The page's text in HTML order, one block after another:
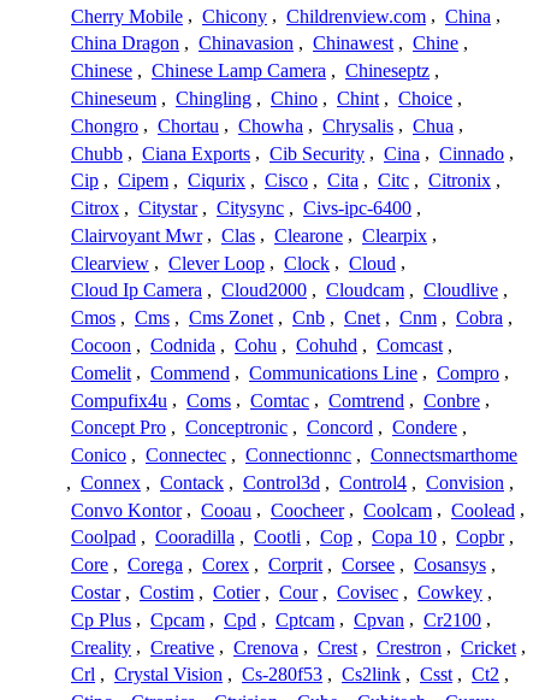
Cherry Mobile , Chicony , Childrenview.com , China ,
China Dragon , Chinavasion , Chinawest , Chine ,
Chinese , Chinese Lamp Camera , Chineseptz ,
Chineseum , Chingling , Chino , Chint , Choice ,
Chongro , Chortau , Chowha , Chrysalis , Chua ,
Chubb , Ciana Exports , Cib Security , Cina , Cinnado ,
Cip , Cipem , Ciqurix , Cisco , Cita , Citc , Citronix ,
Citrox , Citystar , Citysync , Civs-ipc-6400 ,
Clairvoyant Mwr , Clas , Clearone , Clearpix ,
Clearview , Clever Loop , Clock , Cloud ,
Cloud Ip Camera , Cloud2000 , Cloudcam , Cloudlive ,
Cmos , Cms , Cms Zonet , Cnb , Cnet , Cnm , Cobra ,
Cocoon , Codnida , Cohu , Cohuhd , Comcast ,
Comelit , Commend , Communications Line , Compro ,
Compufix4u , Coms , Comtac , Comtrend , Conbre ,
Concept Pro , Conceptronic , Concord , Condere ,
Conico , Connectec , Connectionnc , Connectsmarthome
, Connex , Contack , Control3d , Control4 , Convision ,
Convo Kontor , Cooau , Coocheer , Coolcam , Coolead ,
Coolpad , Cooradilla , Cootli , Cop , Copa 10 , Copbr ,
Core , Corega , Corex , Corprit , Corsee , Cosansys ,
Costar , Costim , Cotier , Cour , Covisec , Cowkey ,
Cp Plus , Cpcam , Cpd , Cptcam , Cpvan , Cr2100 ,
Creality , Creative , Crenova , Crest , Crestron , Cricket ,
Crl , Crystal Vision , Cs-280f53 , Cs2link , Csst , Ct2 ,